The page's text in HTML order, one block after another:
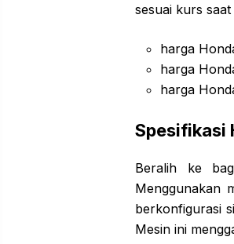
sesuai kurs
harga
harga
harga
Spesifikasi
Beralih ke
Menggunakan
berkonfigurasi
Mesin ini